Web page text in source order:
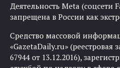
Деятельность Meta (соцсети
запрещена в России как
Средство массовой
«GazetaDaily.ru»
67944 от 13.12.2016),